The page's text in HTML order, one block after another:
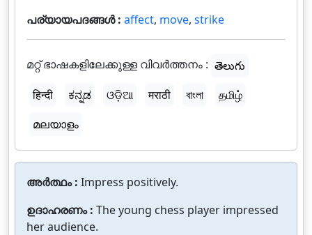
പര്യായപദങ്ങൾ : affect, move, strike
മറ്റ് ഭാഷകളിലേക്കുള്ള വിവർത്തനം : తెలుగు
हिन्दी
ಕನ್ನಡ ଓଡ଼ିଆ मराठी বাংলা
தமிழ்
മലയാളം
അർത്ഥം : Impress positively.
ഉദാഹരണം : The young chess player impressed
her audience.